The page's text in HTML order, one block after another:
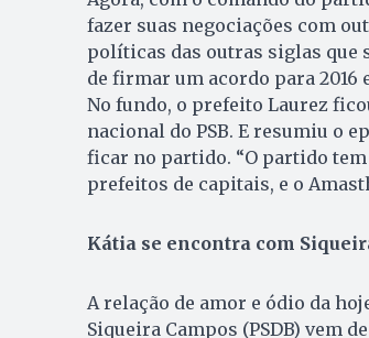
fazer suas negociações com
políticas das outras siglas que
de firmar um acordo para 2016
No fundo, o prefeito Laurez
nacional do PSB. E resumiu o
ficar no partido. “O partido
prefeitos de capitais, e o
Kátia se encontra com
A relação de amor e ódio da
Siqueira Campos (PSDB) vem